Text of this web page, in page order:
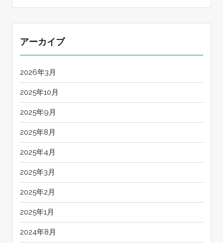
アーカイブ
2026年3月
2025年10月
2025年9月
2025年8月
2025年4月
2025年3月
2025年2月
2025年1月
2024年8月